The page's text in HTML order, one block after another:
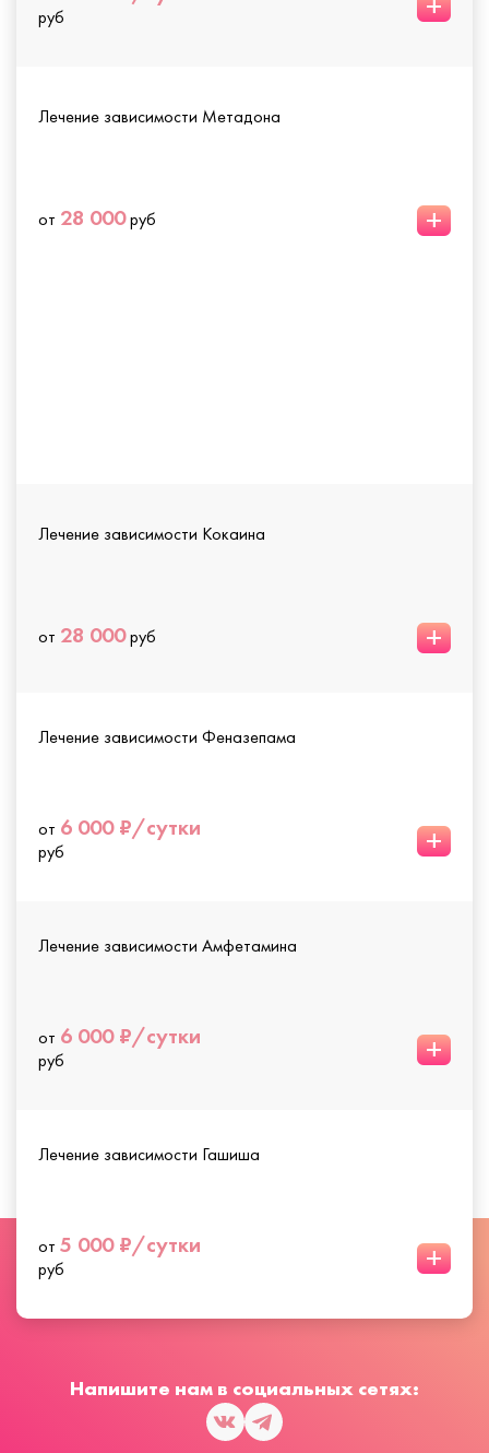
руб
Лечение зависимости Метадона
от 28 000руб +
Лечение зависимости Кокаина
от 28 000руб +
Лечение зависимости Феназепама
от 6 000 ₽/сутки
руб +
Лечение зависимости Амфетамина
от 6 000 ₽/сутки
руб +
Лечение зависимости Гашиша
от 5 000 ₽/сутки
руб +
Напишите нам в социальных сетях: